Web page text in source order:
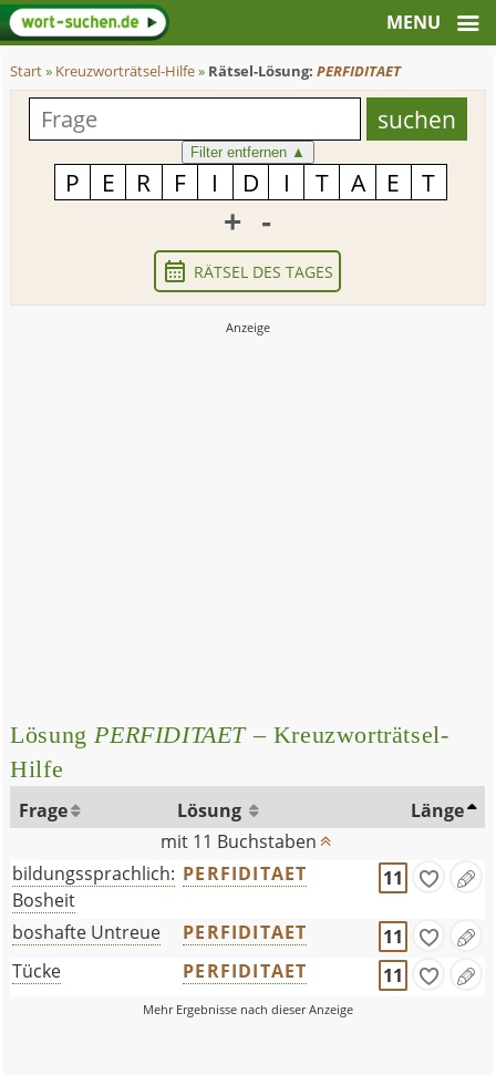
Start» Kreuzworträtsel-Hilfe» Rätsel-Lösung:PERFIDITAET
Filter entfernen ▲
+ -
RÄTSEL DES TAGES
LösungPERFIDITAET– Kreuzworträtsel-
Hilfe
Frage Lösung
Länge
mit 11 Buchstaben
bildungssprachlich:
Bosheit
PERFIDITAET 11
boshafte Untreue PERFIDITAET
11
Tücke
PERFIDITAET 11